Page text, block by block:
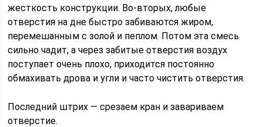
жесткость конструкции. Во-вторых, любые
отверстия на дне быстро забиваются жиром,
перемешанным с золой и пеплом. Потом эта смесь
сильно чадит, а через забитые отверстия воздух
поступает очень плохо, приходится постоянно
обмахивать дрова и угли и часто чистить отверстия.
Последний штрих — срезаем кран и завариваем
отверстие.